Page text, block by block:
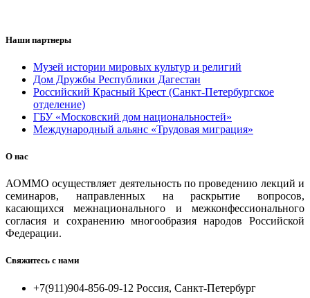
Наши партнеры
Музей истории мировых культур и религий
Дом Дружбы Республики Дагестан
Российский Красный Крест (Санкт-Петербургское
отделение)
ГБУ «Московский дом национальностей»
Международный альянс «Трудовая миграция»
О нас
АОММО осуществляет деятельность по проведению лекций и
семинаров, направленных на раскрытие вопросов,
касающихся межнационального и межконфессионального
согласия и сохранению многообразия народов Российской
Федерации.
Свяжитесь с нами
+7(911)904-856-09-12 Россия, Санкт-Петербург